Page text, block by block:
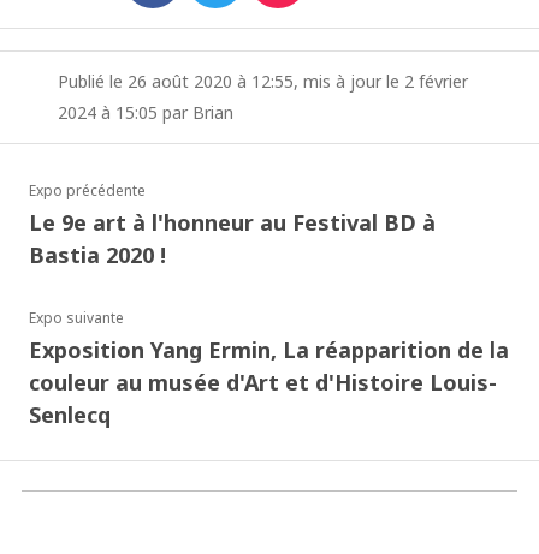
Publié le 26 août 2020 à 12:55, mis à jour le 2 février
2024 à 15:05 par Brian
Expo précédente
Le 9e art à l'honneur au Festival BD à
Bastia 2020 !
Expo suivante
Exposition Yang Ermin, La réapparition de la
couleur au musée d'Art et d'Histoire Louis-
Senlecq